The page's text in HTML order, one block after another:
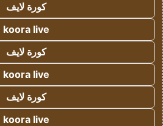
كورة لايف
koora live
كورة لايف
koora live
كورة لايف
koora live